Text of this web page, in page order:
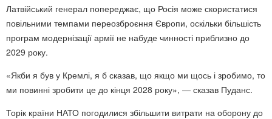
Латвійський генерал попереджає, що Росія може скористатися
повільними темпами переозброєння Європи, оскільки більшість
програм модернізації армії не набуде чинності приблизно до
2029 року.
«Якби я був у Кремлі, я б сказав, що якщо ми щось і зробимо, то
ми повинні зробити це до кінця 2028 року», — сказав Пуданс.
Торік країни НАТО погодилися збільшити витрати на оборону до